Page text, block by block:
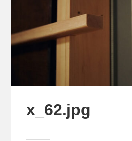
x_62.jpg